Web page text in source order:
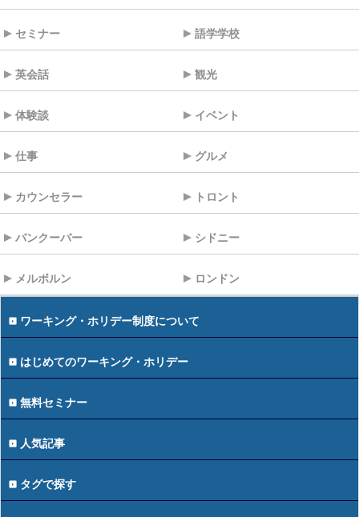
セミナー 語学学校
英会話 観光
体験談 イベント
仕事 グルメ
カウンセラー トロント
バンクーバー シドニー
メルボルン ロンドン
ワーキング・ホリデー制度について
はじめてのワーキング・ホリデー
無料セミナー
人気記事
タグで探す